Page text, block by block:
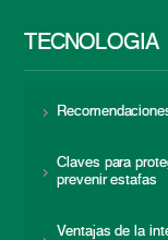
TECNOLOGÍA
Claves para
prevenir estafas
Ventajas de la